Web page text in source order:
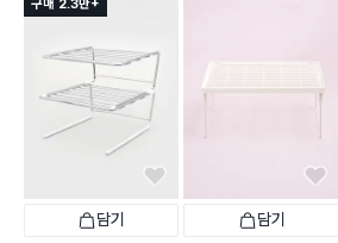
구매 2.3만+
담기 담기